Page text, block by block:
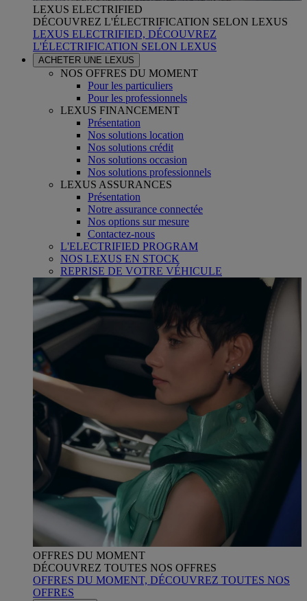
LEXUS ELECTRIFIED
DÉCOUVREZ L'ÉLECTRIFICATION SELON LEXUS
LEXUS ELECTRIFIED, DÉCOUVREZ
L'ÉLECTRIFICATION SELON LEXUS
ACHETER UNE LEXUS
NOS OFFRES DU MOMENT
Pour les particuliers
Pour les professionnels
LEXUS FINANCEMENT
Présentation
Nos solutions location
Nos solutions crédit
Nos solutions occasion
Nos solutions professionnels
LEXUS ASSURANCES
Présentation
Notre assurance connectée
Nos options sur mesure
Contactez-nous
L'ELECTRIFIED PROGRAM
NOS LEXUS EN STOCK
REPRISE DE VOTRE VÉHICULE
OFFRES DU MOMENT
DÉCOUVREZ TOUTES NOS OFFRES
OFFRES DU MOMENT, DÉCOUVREZ TOUTES NOS
OFFRES